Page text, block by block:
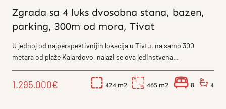
Zgrada sa 4 luks dvosobna stana, bazen,
parking, 300m od mora, Tivat
U jednoj od najperspektivnijih lokacija u Tivtu, na samo 300
metara od plaže Kalardovo, nalazi se ova jedinstvena
1.295.000€ 424 465 8 4